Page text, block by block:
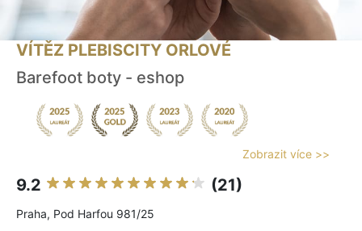
VÍTĚZ PLEBISCITY ORLOVÉ
Barefoot boty - eshop
Zobrazit více >>
9.2 (21)
Praha, Pod Harfou 981/25